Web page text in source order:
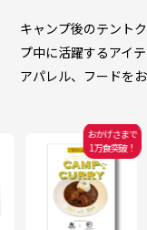
キャンプ後のテント
プ中に活躍するアイ
アパレル、フードを
おかげさまで
1万食突破！